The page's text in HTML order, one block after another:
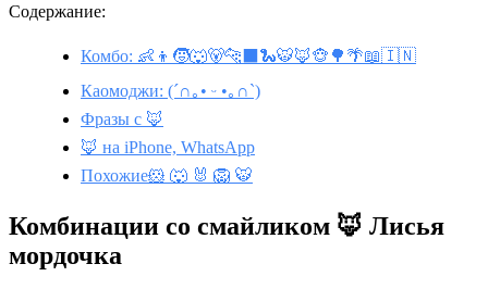
Содержание:
Комбо: 👶👦🧒🐺🐻🐆⬛🐍🐯🦊🐵🌳🌴📖🇮🇳
Каомоджи: (´∩｡• ᵕ •｡∩`)
Фразы с 🦊
🦊 на iPhone, WhatsApp
Похожие🐹 🐺 🐰 🦁 🐯
Комбинации со смайликом 🦊 Лисья
мордочка